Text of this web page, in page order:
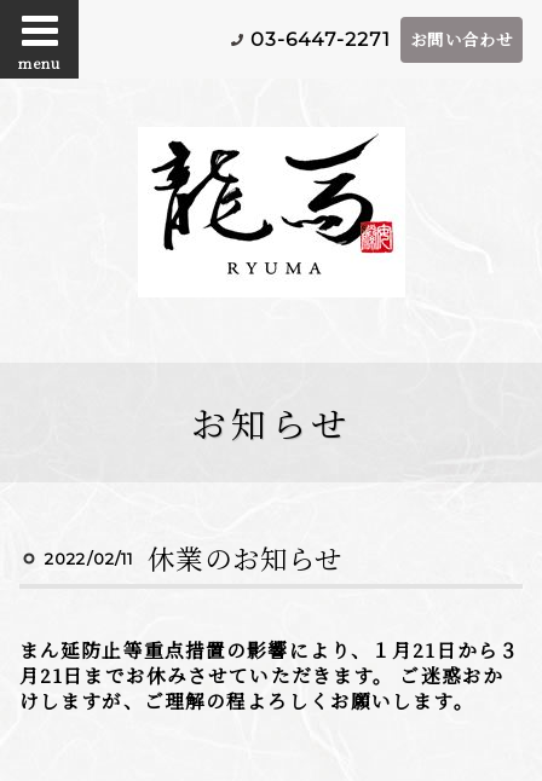
menu
03-6447-2271 お問い合わせ
お知らせ
2022/02/11 休業のお知らせ
まん延防止等重点措置の影響により、１月21日から３
月21日までお休みさせていただきます。 ご迷惑おか
けしますが、ご理解の程よろしくお願いします。